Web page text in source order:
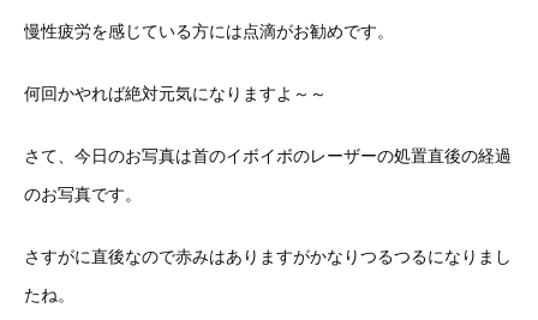
慢性疲労を感じている方には点滴がお勧めです。
何回かやれば絶対元気になりますよ～～
さて、今日のお写真は首のイボイボのレーザーの処置直後の経過
のお写真です。
さすがに直後なので赤みはありますがかなりつるつるになりまし
たね。